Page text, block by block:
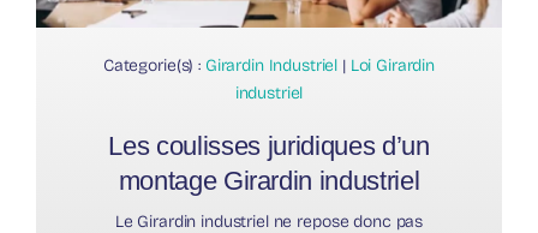
Categorie(s) : Girardin Industriel | Loi Girardin
industriel
Les coulisses juridiques d’un
montage Girardin industriel
Le Girardin industriel ne repose donc pas